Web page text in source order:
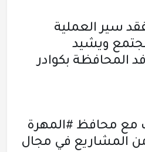
سير العملية
ويشيد
المحافظة بكوادر
مع محافظ #المهرة
المشاريع في مجال